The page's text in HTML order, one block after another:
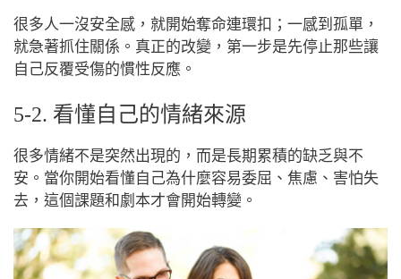
很多人一沒安全感，就開始奪命連環扣；一感到孤單，
就急著抓住關係。真正的改變，第一步是先停止那些讓
自己反覆受傷的慣性反應。
5-2. 看懂自己的情緒來源
很多情緒不是突然出現的，而是長期累積的缺乏與不
安。當你開始看懂自己為什麼容易委屈、焦慮、害怕失
去，這個課題和劇本才會開始轉變。